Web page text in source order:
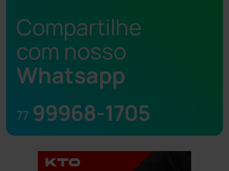
Compartilhe
com nosso
Whatsapp
77 99968-1705